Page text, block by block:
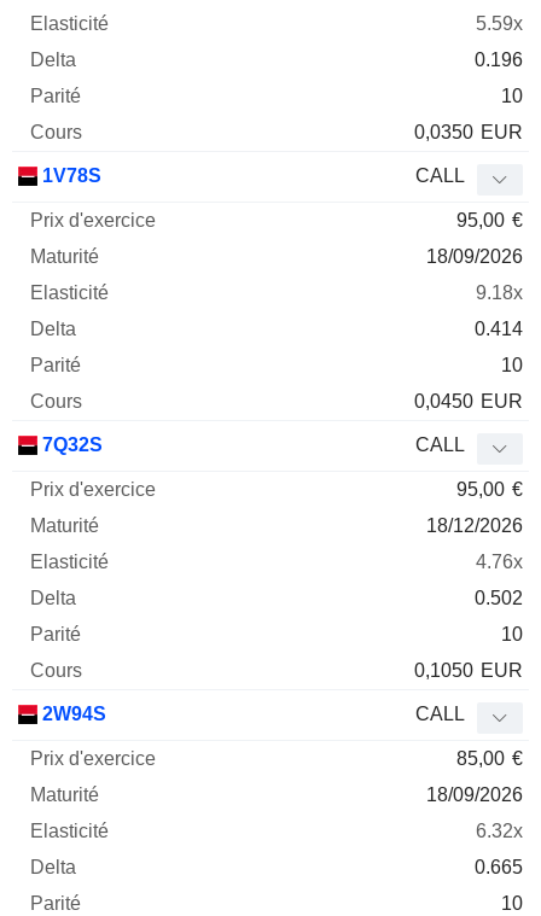
5.59x
0.196
10
0,0350 EUR
1V78S CALL
95,00 €
18/09/2026
9.18x
0.414
10
0,0450 EUR
7Q32S CALL
95,00 €
18/12/2026
4.76x
0.502
10
0,1050 EUR
2W94S CALL
85,00 €
18/09/2026
6.32x
0.665
10